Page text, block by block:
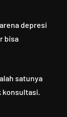
depresi
bisa
satunya